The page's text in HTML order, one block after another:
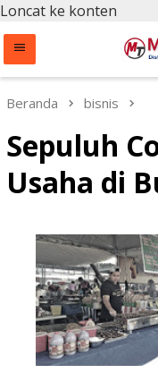
Loncat ke konten
Beranda bisnis
Sepuluh
Usaha di